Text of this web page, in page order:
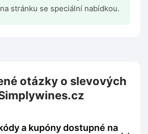
stránku se speciální nabídkou.
otázky o slevových